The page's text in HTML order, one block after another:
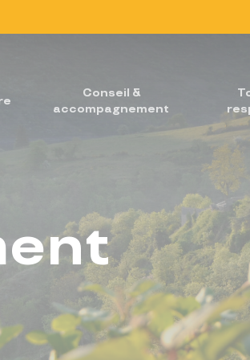
Conseil &
accompagnement